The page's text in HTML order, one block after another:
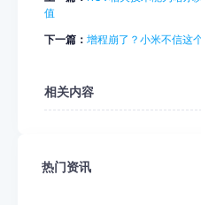
值
下一篇： 增程崩了？小米不信这
相关内容
热门资讯